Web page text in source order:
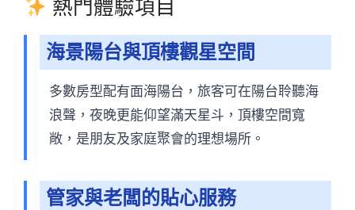
熱門體驗項目
海景陽台與頂樓觀星空間
多數房型配有面海陽台，旅客可在陽台聆聽海
浪聲，夜晚更能仰望滿天星斗，頂樓空間寬
敞，是朋友及家庭聚會的理想場所。
管家與老闆的貼心服務